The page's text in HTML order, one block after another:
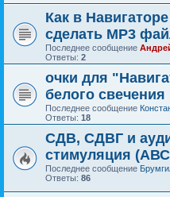
Как в
сделать МР3
Последнее сообщение
Ответы: 2
очки для
белого свечения
Последнее сообщение
Ответы: 18
СДВ, СДВГ и
стимуляция
Последнее сообщение
Ответы: 86